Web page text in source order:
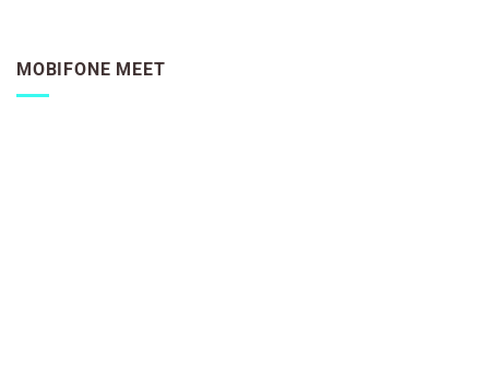
MOBIFONE MEET